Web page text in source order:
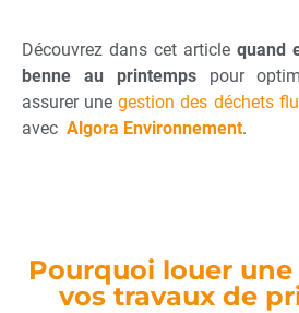
Découvrez dans cet article quand
benne au printempspour
assurer unegestion des déchets
avec Algora Environnement.
Pourquoi louer
vos travaux de